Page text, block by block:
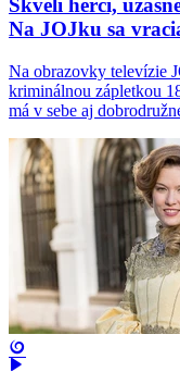
Skvelí herci,
Na JOJku sa
Na obrazovky televízie
kriminálnou zápletkou
má v sebe aj